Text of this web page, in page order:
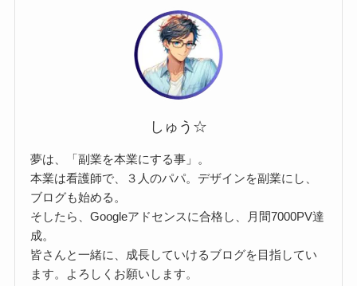
しゅう☆
夢は、「副業を本業にする事」。
本業は看護師で、３人のパパ。デザインを副業にし、
ブログも始める。
そしたら、Googleアドセンスに合格し、月間7000PV達
成。
皆さんと一緒に、成長していけるブログを目指してい
ます。よろしくお願いします。